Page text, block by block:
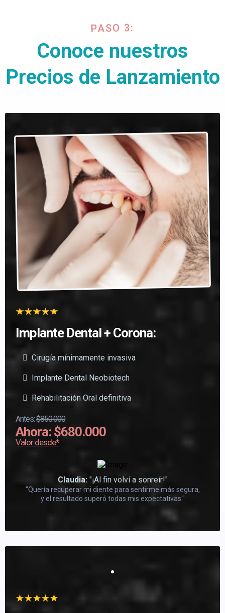
PASO 3:
Conoce nuestros
Precios de Lanzamiento
Implante Dental + Corona:
Cirugía mínimamente invasiva
Implante Dental Neobiotech
Rehabilitación Oral definitiva
Antes:$850.000
Ahora: $680.000
Valor desde*
Claudia: "¡Al fin volví a sonreír!"
"Quería recuperar mi diente para sentirme más segura,
y el resultado superó todas mis expectativas."